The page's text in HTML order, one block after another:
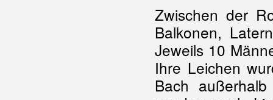
Zwischen der
Balkonen,
Jeweils 10
Ihre Leichen
Bach